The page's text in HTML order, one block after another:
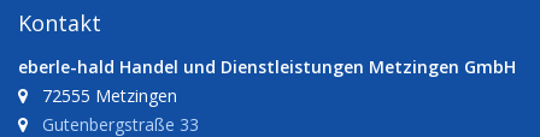
Kontakt
eberle-hald Handel und Dienstleistungen Metzingen GmbH
72555 Metzingen
Gutenbergstraße 33